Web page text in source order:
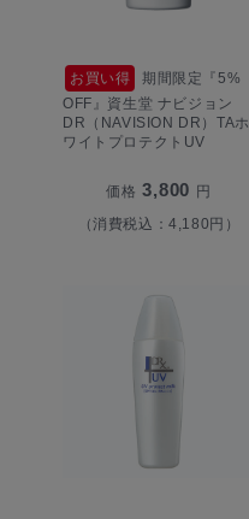
お買い得
期間限定『5%
OFF』資生堂 ナビジョン
DR（NAVISION DR）TAホ
ワイトプロテクトUV
価格 3,800 円
（消費税込：4,180円）